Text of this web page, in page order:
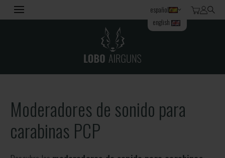
español
english
Moderadores de sonido para
carabinas PCP